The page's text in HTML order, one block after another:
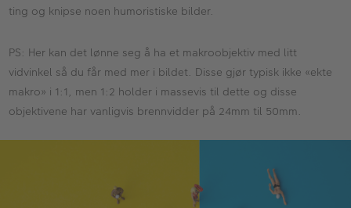
ting og knipse noen humoristiske bilder.
PS: Her kan det lønne seg å ha et makroobjektiv med litt
vidvinkel så du får med mer i bildet. Disse gjør typisk ikke «ekte
makro» i 1:1, men 1:2 holder i massevis til dette og disse
objektivene har vanligvis brennvidder på 24mm til 50mm.